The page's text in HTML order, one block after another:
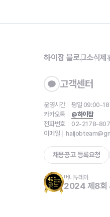
하이잡 블로그소식제
고객센터
운영시간
평일 09:00-
카카오톡
@하이잡
전화번호
02-2178-
이메일
채용공고 등록요청
머니투데이
2024 제8회